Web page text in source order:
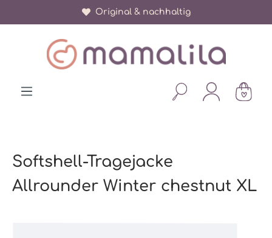
Original & nachhaltig
Softshell-Tragejacke
Allrounder Winter chestnut XL